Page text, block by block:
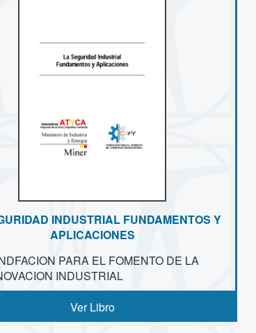
INDUSTRIAL FUNDAMENTOS Y
APLICACIONES
PARA EL FOMENTO DE LA
INDUSTRIAL
Ver Libro